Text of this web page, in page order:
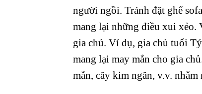
người ngồi. Tránh đặt ghế
mang lại những điều xui xẻo.
gia chủ. Ví dụ, gia chủ tuổi
mang lại may mắn cho gia
mắn, cây kim ngân, v.v.